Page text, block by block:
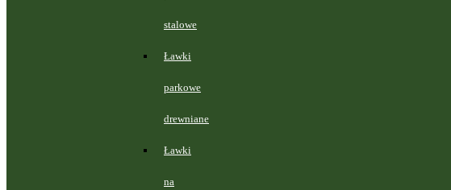
stalowe
Ławki
parkowe
drewniane
Ławki
na